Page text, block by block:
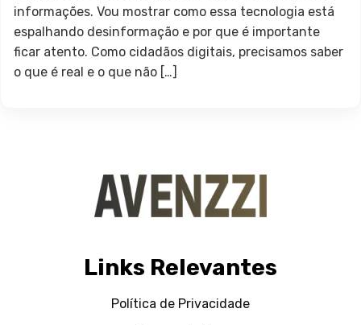
informações. Vou mostrar como essa tecnologia está
espalhando desinformação e por que é importante
ficar atento. Como cidadãos digitais, precisamos saber
o que é real e o que não […]
Links Relevantes
Política de Privacidade